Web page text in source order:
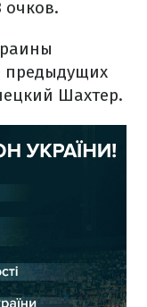
очков.
предыдущих
Шахтер.